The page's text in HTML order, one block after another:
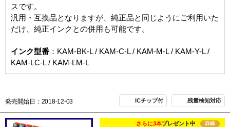
スです。
汎用・互換品となりますが、純正品と同じようにご利用いた
だけ、純正インクとの併用も可能です。
インク型番 ：KAM-BK-L / KAM-C-L / KAM-M-L / KAM-Y-L /
KAM-LC-L / KAM-LM-L
発売開始日：2018-12-03 ICチップ付 残量検知対応
さらに3本プレゼント中 詳細